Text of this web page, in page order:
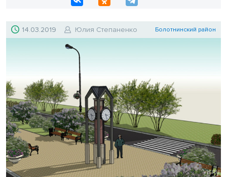
14.03.2019 Юлия Степаненко Болотнинский район